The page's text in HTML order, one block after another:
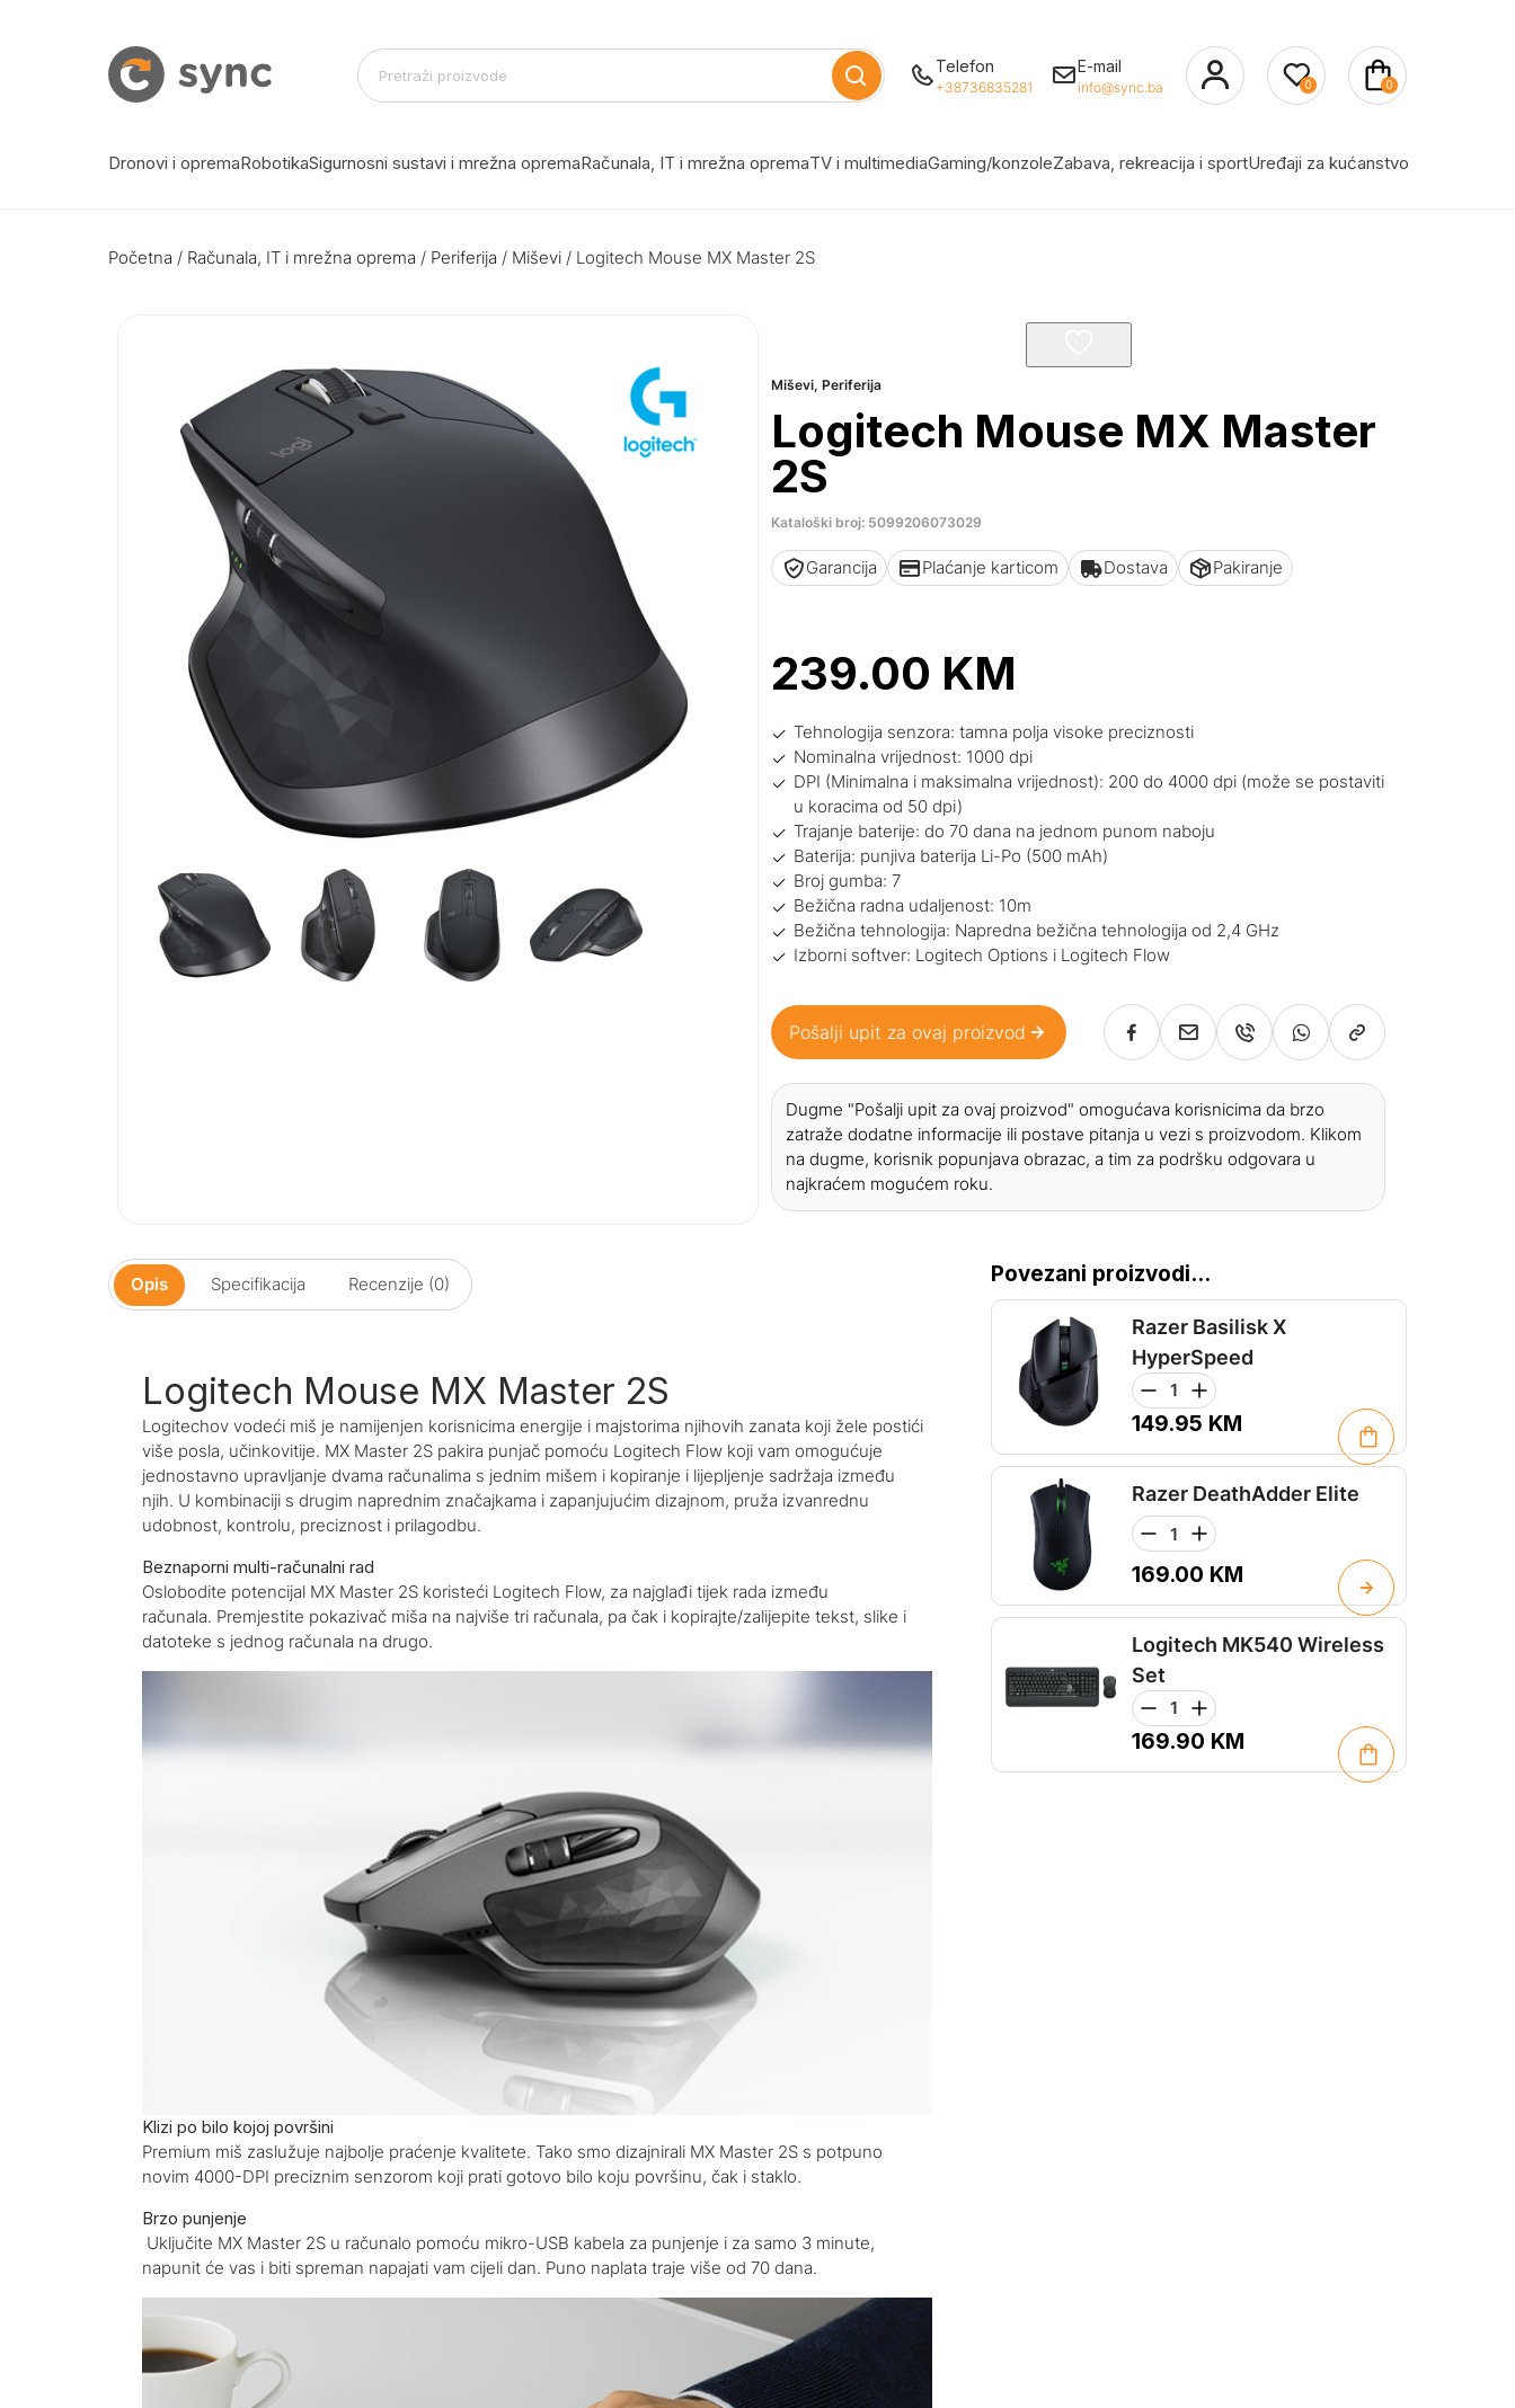
Telefon
+38736835281
E-mail
info@sync.ba 0 0
Dronovi i opremaRobotikaSigurnosni sustavi i mrežna opremaRačunala, IT i mrežna opremaTV i multimediaGaming/konzoleZabava, rekreacija i sportUređaji za kućanstvo
Početna / Računala, IT i mrežna oprema / Periferija / Miševi / Logitech Mouse MX Master 2S
Miševi,Periferija
Logitech Mouse MX Master
2S
Kataloški broj: 5099206073029
Garancija Plaćanje karticom Dostava Pakiranje
239.00 KM
Tehnologija senzora: tamna polja visoke preciznosti
Nominalna vrijednost: 1000 dpi
DPI (Minimalna i maksimalna vrijednost): 200 do 4000 dpi (može se postaviti
u koracima od 50 dpi)
Trajanje baterije: do 70 dana na jednom punom naboju
Baterija: punjiva baterija Li-Po (500 mAh)
Broj gumba: 7
Bežična radna udaljenost: 10m
Bežična tehnologija: Napredna bežična tehnologija od 2,4 GHz
Izborni softver: Logitech Options i Logitech Flow
Pošalji upit za ovaj proizvod
Dugme "Pošalji upit za ovaj proizvod" omogućava korisnicima da brzo
zatraže dodatne informacije ili postave pitanja u vezi s proizvodom. Klikom
na dugme, korisnik popunjava obrazac, a tim za podršku odgovara u
najkraćem mogućem roku.
Opis Specifikacija Recenzije (0)
Logitech Mouse MX Master 2S
Logitechov vodeći miš je namijenjen korisnicima energije i majstorima njihovih zanata koji žele postići
više posla, učinkovitije. MX Master 2S pakira punjač pomoću Logitech Flow koji vam omogućuje
jednostavno upravljanje dvama računalima s jednim mišem i kopiranje i lijepljenje sadržaja između
njih. U kombinaciji s drugim naprednim značajkama i zapanjujućim dizajnom, pruža izvanrednu
udobnost, kontrolu, preciznost i prilagodbu.
Beznaporni multi-računalni rad
Oslobodite potencijal MX Master 2S koristeći Logitech Flow, za najglađi tijek rada između
računala. Premjestite pokazivač miša na najviše tri računala, pa čak i kopirajte/zalijepite tekst, slike i
datoteke s jednog računala na drugo.
Klizi po bilo kojoj površini
Premium miš zaslužuje najbolje praćenje kvalitete. Tako smo dizajnirali MX Master 2S s potpuno
novim 4000-DPI preciznim senzorom koji prati gotovo bilo koju površinu, čak i staklo.
Brzo punjenje
Uključite MX Master 2S u računalo pomoću mikro-USB kabela za punjenje i za samo 3 minute,
napunit će vas i biti spreman napajati vam cijeli dan. Puno naplata traje više od 70 dana.
Povezani proizvodi...
Razer Basilisk X
HyperSpeed
149.95 KM
Razer DeathAdder Elite
169.00 KM
Logitech MK540 Wireless
Set
169.90 KM